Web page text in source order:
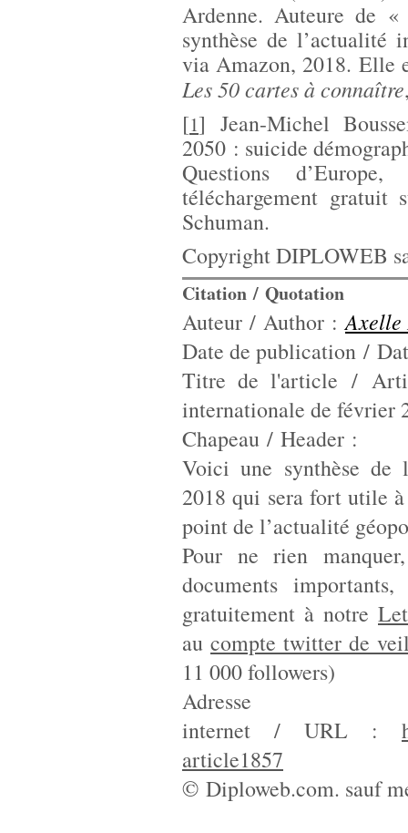
Ardenne. Auteure de
synthèse de l’actualité
via Amazon, 2018. Elle
Les 50 cartes à connaître
[1]Jean-Michel
2050 : suicide
Questions
téléchargement
Schuman.
Copyright DIPLOWEB
Citation / Quotation
Auteur / Author :Axelle
Date de publication /
Titre de l'article /
internationale de février
Chapeau / Header :
Voici une synthèse de
2018 qui sera fort utile
point de l’actualité
Pour ne rien
documents
gratuitement à notre
au compte twitter de
11 000 followers)
Adresse
internet / URL :
article1857
© Diploweb.com. sauf